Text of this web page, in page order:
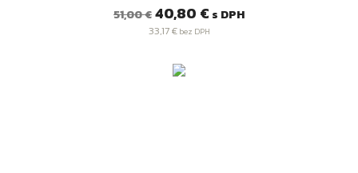
Bežná
51,00 €Cena
40,80 € s DPH
33,17 €bez DPH